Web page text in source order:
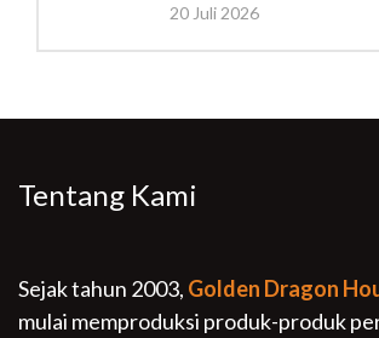
20 Juli 2026
Tentang Kami
Sejak tahun 2003, Golden Dragon
mulai memproduksi produk-produk